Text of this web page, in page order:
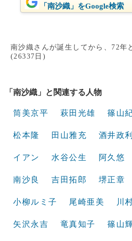
「南沙織」をGoogle検索
南沙織さんが誕生してから、72年
(26337日)
「南沙織」と関連する人物
筒美京平 萩田光雄 篠山
松本隆 田山雅充 酒井政利
イアン 水谷公生 阿久悠
南沙良 吉田拓郎 堺正章
小柳ルミ子 尾崎亜美 川
矢沢永吉 竜真知子 篠山